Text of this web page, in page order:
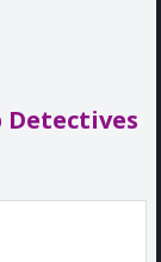
Detectives